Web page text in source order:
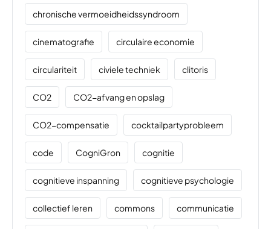
chronische vermoeidheidssyndroom
cinematografie circulaire economie
circulariteit civiele techniek clitoris
CO2 CO2-afvang en opslag
CO2-compensatie cocktailpartyprobleem
code CogniGron cognitie
cognitieve inspanning cognitieve psychologie
collectief leren commons communicatie